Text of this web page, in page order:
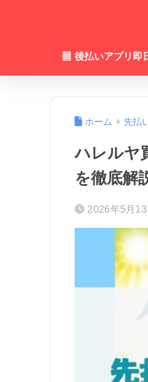
後払いアプリ即
ホーム 先払
ハレルヤ
を徹底解
2026年5月13